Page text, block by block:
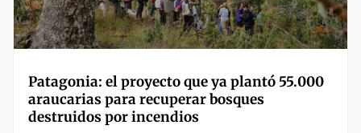
Patagonia: el proyecto que ya plantó 55.000
araucarias para recuperar bosques
destruidos por incendios